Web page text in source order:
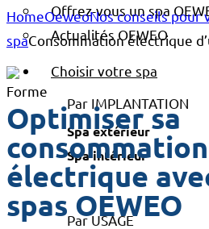
Offrez-vous un spa
Actualités OEWEO
Choisir votre spa
Par IMPLANTATION
Spa extérieur
Spa intérieur
Par USAGE
HomeOeweoNos conseils pour
spaConsommation électrique
Optimiser sa
consommation
électrique
spas OEWEO